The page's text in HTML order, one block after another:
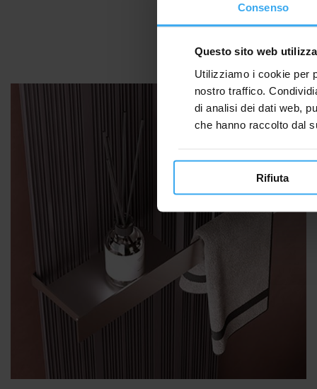
Consenso
Questo sito web
Utilizziamo i cookie per
nostro traffico.
di analisi dei dati web,
che hanno raccolto dal
Rifiuta